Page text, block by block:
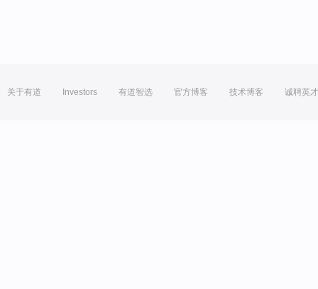
关于有道 Investors 有道智选 官方博客 技术博客 诚聘英才